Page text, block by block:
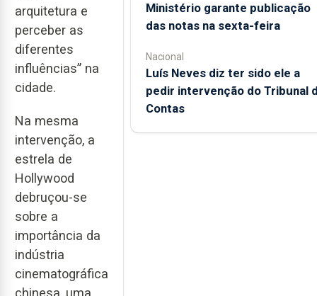
arquitetura e
perceber as
diferentes
influências” na
cidade.
Na mesma
intervenção, a
estrela de
Hollywood
debruçou-se
sobre a
importância da
indústria
cinematográfica
chinesa, uma
Ministério garante publicação
das notas na sexta-feira
Nacional
Luís Neves diz ter sido ele a
pedir intervenção do Tribunal
Contas